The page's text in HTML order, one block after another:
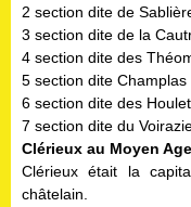
2 section dite de
3 section dite de la
4 section dite des
5 section dite
6 section dite des
7 section dite du
Clérieux au Moyen Age
Clérieux était la
châtelain.